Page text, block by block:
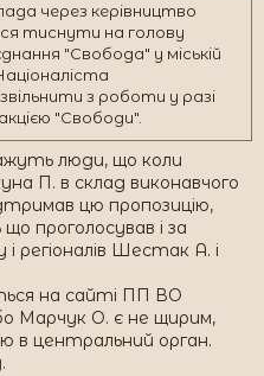
через керівництво
тиснути на голову
"Свобода" у міській
з роботи у разі
"Свободи".
люди, що коли
П. в склад виконавчого
цю пропозицію,
проголосував і за
регіоналів Шестак А. і
на сайті ПП ВО
Марчук О. є не щирим,
в центральний орган.